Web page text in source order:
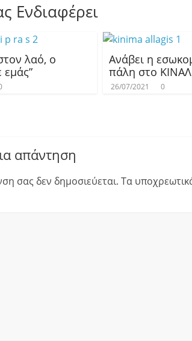
Ενδιαφέρει
λαό, ο
εμάς”
Ανάβει η
πάλη στο ΚΙΝΑΛ
26/07/2021 0
απάντηση
σας δεν δημοσιεύεται. Τα